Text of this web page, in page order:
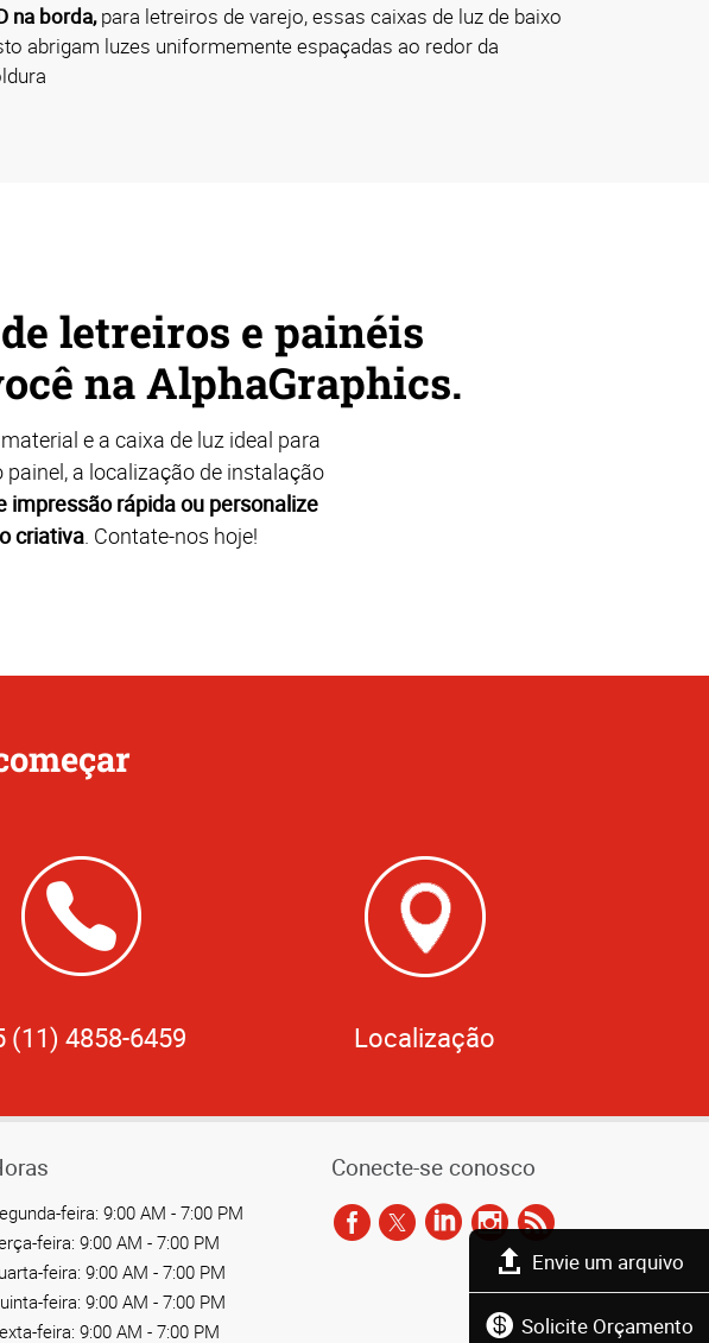
Envie um arquivo
Solicite Orçamento
na borda,para letreiros de varejo, essas caixas de luz de baixo
abrigam luzes uniformemente espaçadas ao redor da
letreiros e painéis
na AlphaGraphics.
e a caixa de luz ideal para
a localização de instalação
impressão rápida ou personalize
criativa. Contate-nos hoje!
(11) 4858-6459 Localização
feira: 9:00 AM - 7:00 PM
feira: 9:00 AM - 7:00 PM
feira: 9:00 AM - 7:00 PM
feira: 9:00 AM - 7:00 PM
feira: 9:00 AM - 7:00 PM
Conecte-se conosco